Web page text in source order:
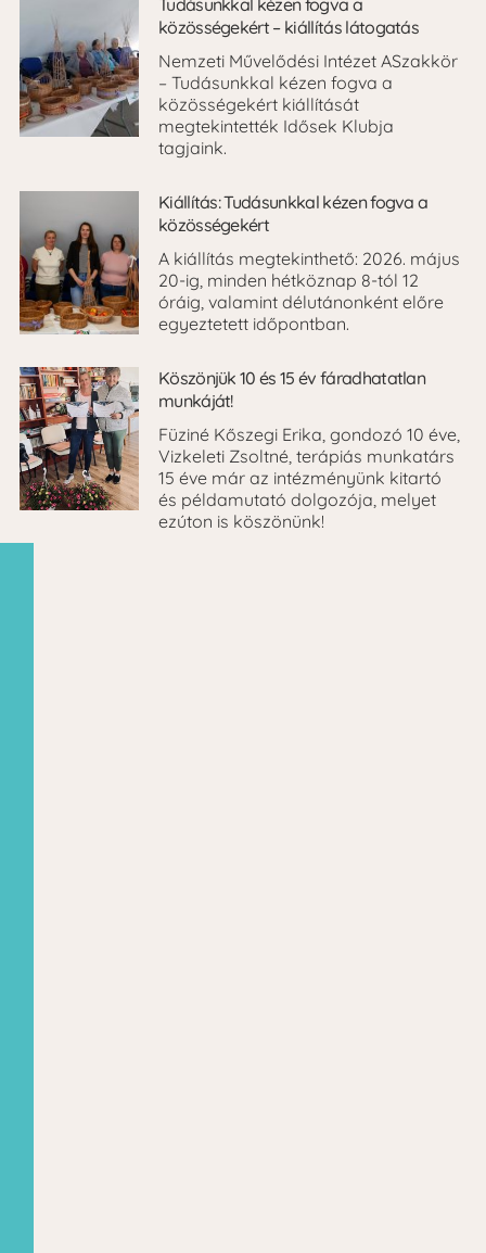
közösségekért – kiállítás látogatás
Nemzeti Művelődési Intézet ASzakkör
– Tudásunkkal kézen fogva a
közösségekért kiállítását
megtekintették Idősek Klubja
tagjaink.
Kiállítás: Tudásunkkal kézen fogva a
közösségekért
A kiállítás megtekinthető: 2026. május
20-ig, minden hétköznap 8-tól 12
óráig, valamint délutánonként előre
egyeztetett időpontban.
Köszönjük 10 és 15 év fáradhatatlan
munkáját!
Füziné Kőszegi Erika, gondozó 10 éve,
Vizkeleti Zsoltné, terápiás munkatárs
15 éve már az intézményünk kitartó
és példamutató dolgozója, melyet
ezúton is köszönünk!